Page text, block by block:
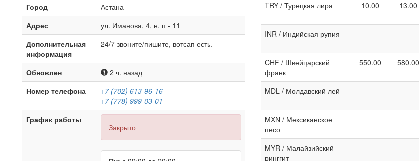
Город
Астана
Адрес
ул. Иманова, 4, н. п - 11
Дополнительная
информация
24/7 звоните/пишите, вотсап есть.
Обновлен
2 ч. назад
Номер телефона
+7 (702) 613-96-16
+7 (778) 999-03-01
График работы
Закрыто
TRY / Турецкая лира
10.00 13.00
INR / Индийская рупия
CHF / Швейцарский
франк
550.00 580.00
MDL / Молдавский лей
MXN / Мексиканское
песо
MYR / Малайзийский
ринггит